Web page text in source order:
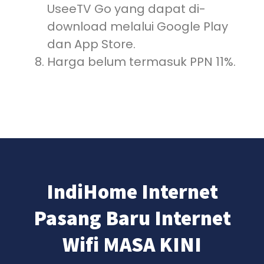
UseeTV Go yang dapat di-
download melalui Google Play
dan App Store.
Harga belum termasuk PPN 11%.
IndiHome Internet
Pasang Baru Internet
Wifi MASA KINI